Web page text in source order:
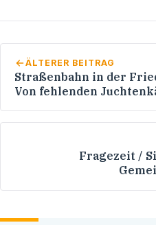
ÄLTERER BEITRAG
Straßenbahn in der
Von fehlenden
Fragezeit /